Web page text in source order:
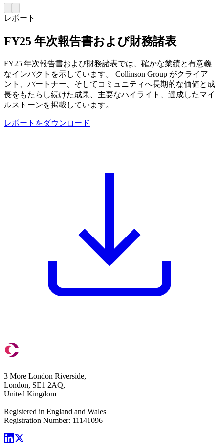
レポート
FY25 年次報告書および財務諸表
FY25 年次報告書および財務諸表では、確かな業績と有意義
なインパクトを示しています。 Collinson Group がクライア
ント、パートナー、そしてコミュニティへ長期的な価値と成
長をもたらし続けた成果、主要なハイライト、達成したマイ
ルストーンを掲載しています。
レポートをダウンロード
3 More London Riverside,
London, SE1 2AQ,
United Kingdom
Registered in England and Wales
Registration Number: 11141096